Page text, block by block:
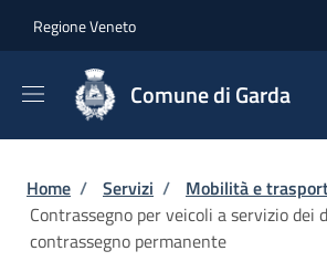
Regione Veneto
Comune di Garda
Briciole di pane
Home / Servizi / Mobilità e
Contrassegno per veicoli a servizio dei
contrassegno permanente